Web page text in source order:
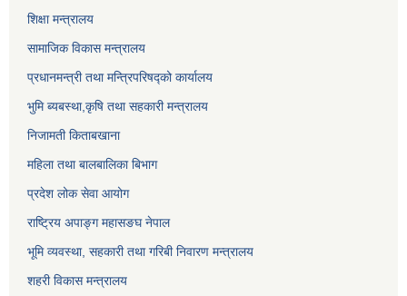
शिक्षा मन्त्रालय
सामाजिक विकास मन्त्रालय
प्रधानमन्त्री तथा मन्त्रिपरिषद्को कार्यालय
भुमि ब्यबस्था,कृषि तथा सहकारी मन्त्रालय
निजामती किताबखाना
महिला तथा बालबालिका बिभाग
प्रदेश लोक सेवा आयोग
राष्ट्रिय अपाङ्ग महासङघ नेपाल
भूमि व्यवस्था, सहकारी तथा गरिबी निवारण मन्त्रालय
शहरी विकास मन्त्रालय